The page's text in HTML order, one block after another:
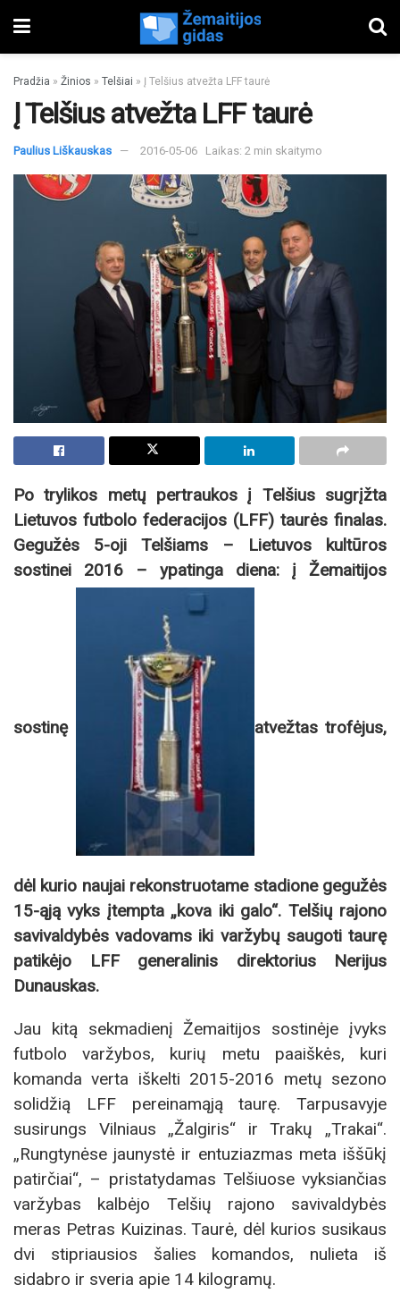
Pradžia » Žinios » Telšiai » Į Telšius atvežta LFF taurė
Į Telšius atvežta LFF taurė
Paulius Liškauskas 2016-05-06 Laikas: 2 min skaitymo
Po trylikos metų pertraukos į Telšius sugrįžta
Lietuvos futbolo federacijos (LFF) taurės finalas.
Gegužės 5-oji Telšiams – Lietuvos kultūros
sostinei 2016 – ypatinga diena: į Žemaitijos
sostinę atvežtas trofėjus,
dėl kurio naujai rekonstruotame stadione gegužės
15-ąją vyks įtempta „kova iki galo“. Telšių rajono
savivaldybės vadovams iki varžybų saugoti taurę
patikėjo LFF generalinis direktorius Nerijus
Dunauskas.
Jau kitą sekmadienį Žemaitijos sostinėje įvyks
futbolo varžybos, kurių metu paaiškės, kuri
komanda verta iškelti 2015-2016 metų sezono
solidžią LFF pereinamąją taurę. Tarpusavyje
susirungs Vilniaus „Žalgiris“ ir Trakų „Trakai“.
„Rungtynėse jaunystė ir entuziazmas meta iššūkį
patirčiai“, – pristatydamas Telšiuose vyksiančias
varžybas kalbėjo Telšių rajono savivaldybės
meras Petras Kuizinas. Taurė, dėl kurios susikaus
dvi stipriausios šalies komandos, nulieta iš
sidabro ir sveria apie 14 kilogramų.